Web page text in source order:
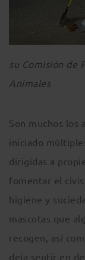
su Comisión de
Animales
Son muchos los
iniciado
dirigidas a
fomentar el
higiene y
mascotas que
recogen, así
deja sentir en